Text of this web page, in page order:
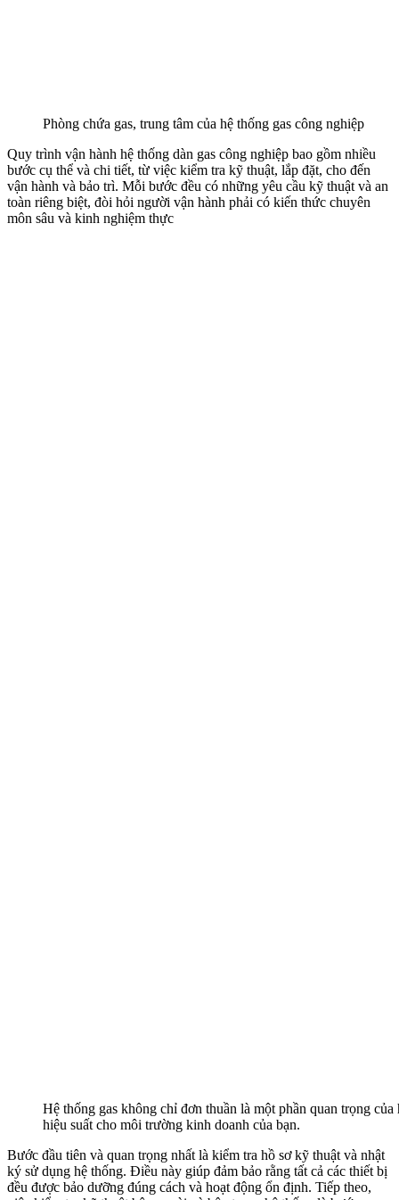
Phòng chứa gas, trung tâm của hệ thống gas công nghiệp
Quy trình vận hành hệ thống dàn gas công nghiệp bao gồm nhiều
bước cụ thể và chi tiết, từ việc kiểm tra kỹ thuật, lắp đặt, cho đến
vận hành và bảo trì. Mỗi bước đều có những yêu cầu kỹ thuật và an
toàn riêng biệt, đòi hỏi người vận hành phải có kiến thức chuyên
môn sâu và kinh nghiệm thực
Hệ thống gas không chỉ đơn thuần là một phần quan trọng
hiệu suất cho môi trường kinh doanh của bạn.
Bước đầu tiên và quan trọng nhất là kiểm tra hồ sơ kỹ thuật và nhật
ký sử dụng hệ thống. Điều này giúp đảm bảo rằng tất cả các thiết bị
đều được bảo dưỡng đúng cách và hoạt động ổn định. Tiếp theo,